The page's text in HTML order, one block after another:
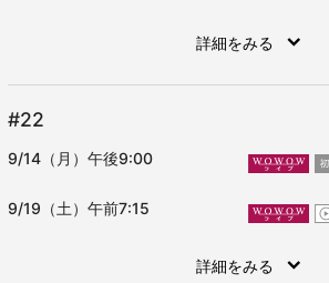
詳細をみる
#22
9/14（月）午後9:00
9/19（土）午前7:15
詳細をみる